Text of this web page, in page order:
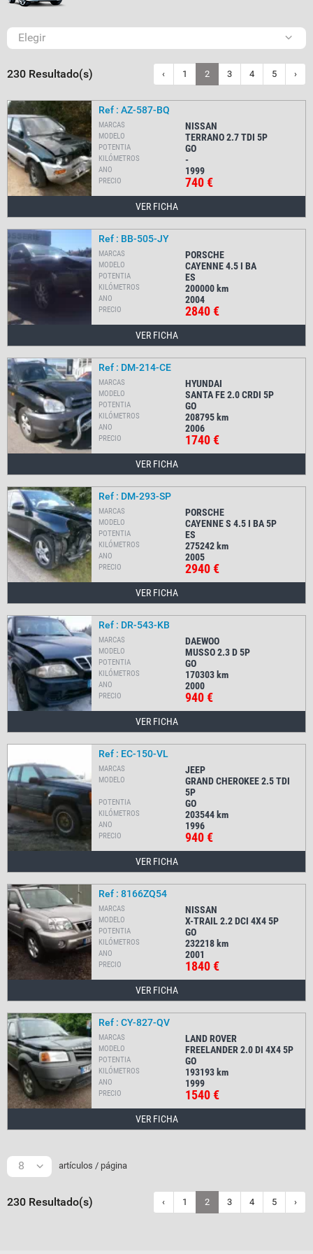
Elegir
230 Resultado(s) ‹ 1 2 3 4 5 ›
MARCAS NISSAN
Ref : AZ-587-BQ
MODELO TERRANO 2.7 TDI 5P
POTENTIA GO
KILÓMETROS -
ANO 1999
PRECIO 740 €
VER FICHA
MARCAS PORSCHE
Ref : BB-505-JY
MODELO CAYENNE 4.5 I BA
POTENTIA ES
KILÓMETROS 200000 km
ANO 2004
PRECIO 2840 €
VER FICHA
MARCAS HYUNDAI
Ref : DM-214-CE
MODELO SANTA FE 2.0 CRDI 5P
POTENTIA GO
KILÓMETROS 208795 km
ANO 2006
PRECIO 1740 €
VER FICHA
MARCAS PORSCHE
Ref : DM-293-SP
MODELO CAYENNE S 4.5 I BA 5P
POTENTIA ES
KILÓMETROS 275242 km
ANO 2005
PRECIO 2940 €
VER FICHA
MARCAS DAEWOO
Ref : DR-543-KB
MODELO MUSSO 2.3 D 5P
POTENTIA GO
KILÓMETROS 170303 km
ANO 2000
PRECIO 940 €
VER FICHA
MARCAS JEEP
Ref : EC-150-VL
MODELO
GRAND CHEROKEE 2.5 TDI
5P
POTENTIA GO
KILÓMETROS 203544 km
ANO 1996
PRECIO 940 €
VER FICHA
MARCAS NISSAN
Ref : 8166ZQ54
MODELO X-TRAIL 2.2 DCI 4X4 5P
POTENTIA GO
KILÓMETROS 232218 km
ANO 2001
PRECIO 1840 €
VER FICHA
MARCAS LAND ROVER
Ref : CY-827-QV
MODELO FREELANDER 2.0 DI 4X4 5P
POTENTIA GO
KILÓMETROS 193193 km
ANO 1999
PRECIO 1540 €
VER FICHA
8 artículos / página
230 Resultado(s) ‹ 1 2 3 4 5 ›